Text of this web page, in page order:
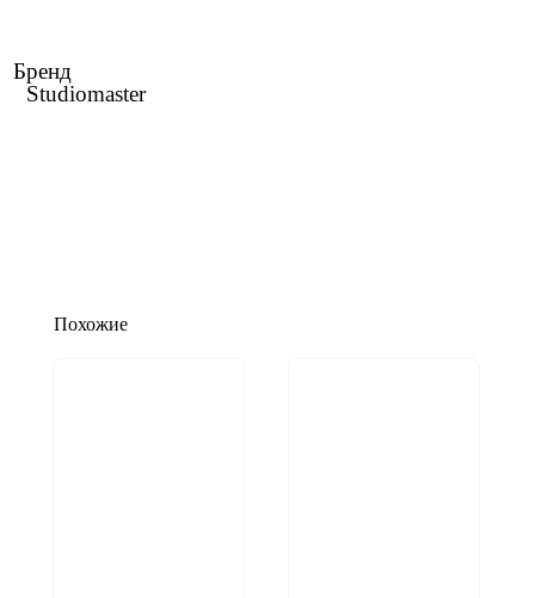
Бренд
Studiomaster
Похожие